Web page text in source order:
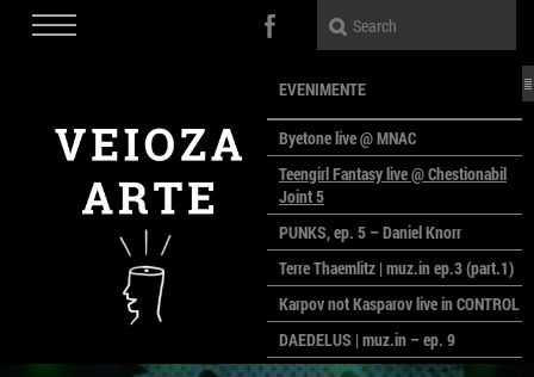
EVENIMENTE
Byetone live @ MNAC
Teengirl Fantasy live @ Chestionabil
Joint 5
PUNKS, ep. 5 – Daniel Knorr
Terre Thaemlitz | muz.in ep.3 (part.1)
Karpov not Kasparov live in CONTROL
DAEDELUS | muz.in – ep. 9